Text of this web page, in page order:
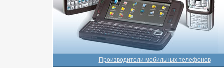
Производители мобильных телефонов